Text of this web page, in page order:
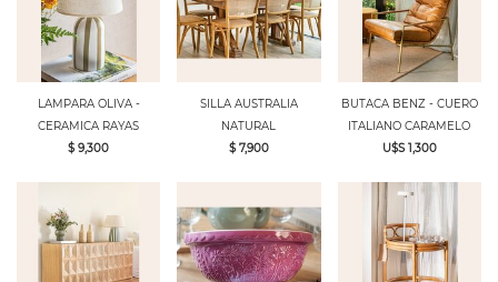
LAMPARA OLIVA -
CERAMICA RAYAS
$ 9,300
SILLA AUSTRALIA
NATURAL
$ 7,900
BUTACA BENZ - CUERO
ITALIANO CARAMELO
U$S 1,300